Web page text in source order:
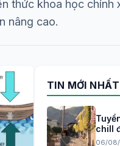
thức khoa học chính
nâng cao.
TIN MỚI NHẤT
chill
cho
06/